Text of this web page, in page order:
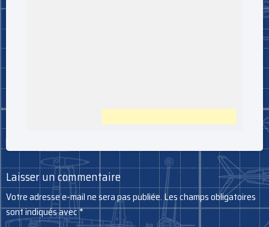
Laisser un commentaire
Votre adresse e-mail ne sera pas publiée.Les champs obligatoires
sont indiqués avec*